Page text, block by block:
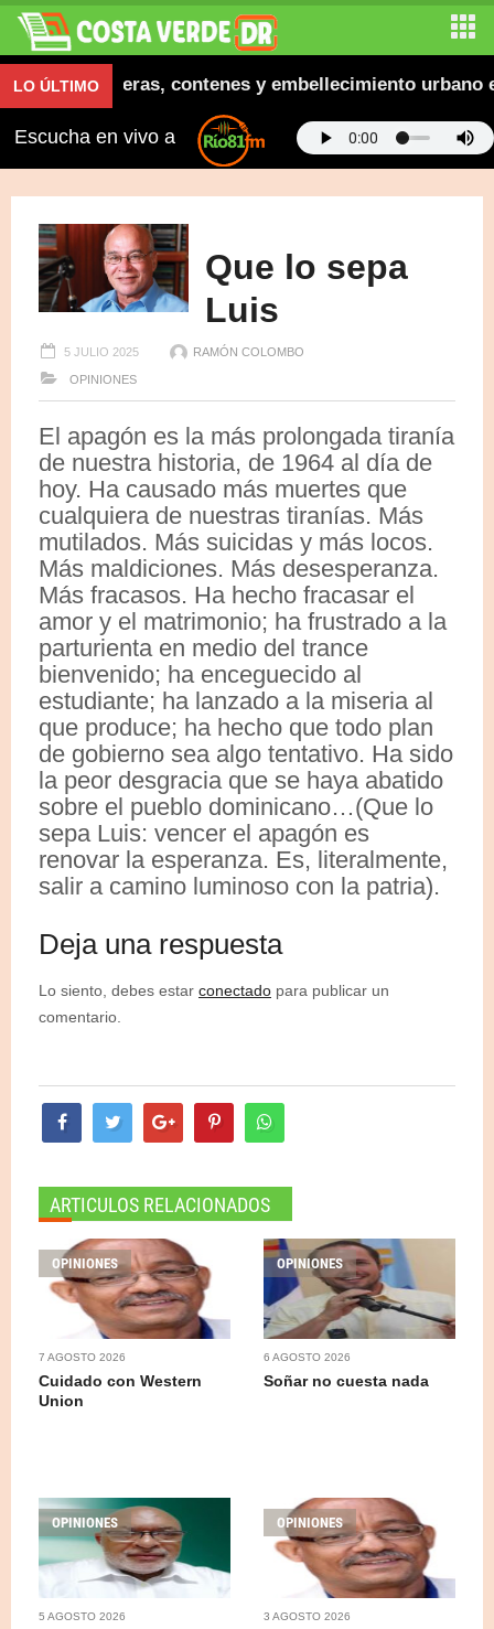
LO ÚLTIMOaceras, contenes y embellecimiento urbano en
Escucha en vivo a
Que lo sepa
Luis
5 JULIO 2025 RAMÓN COLOMBO
OPINIONES
El apagón es la más prolongada tiranía
de nuestra historia, de 1964 al día de
hoy. Ha causado más muertes que
cualquiera de nuestras tiranías. Más
mutilados. Más suicidas y más locos.
Más maldiciones. Más desesperanza.
Más fracasos. Ha hecho fracasar el
amor y el matrimonio; ha frustrado a la
parturienta en medio del trance
bienvenido; ha enceguecido al
estudiante; ha lanzado a la miseria al
que produce; ha hecho que todo plan
de gobierno sea algo tentativo. Ha sido
la peor desgracia que se haya abatido
sobre el pueblo dominicano…(Que lo
sepa Luis: vencer el apagón es
renovar la esperanza. Es, literalmente,
salir a camino luminoso con la patria).
Deja una respuesta
Lo siento, debes estar conectado para publicar un
comentario.
ARTICULOS RELACIONADOS
OPINIONES
7 AGOSTO 2026
Cuidado con Western
Union
OPINIONES
6 AGOSTO 2026
Soñar no cuesta nada
OPINIONES
5 AGOSTO 2026
OPINIONES
3 AGOSTO 2026